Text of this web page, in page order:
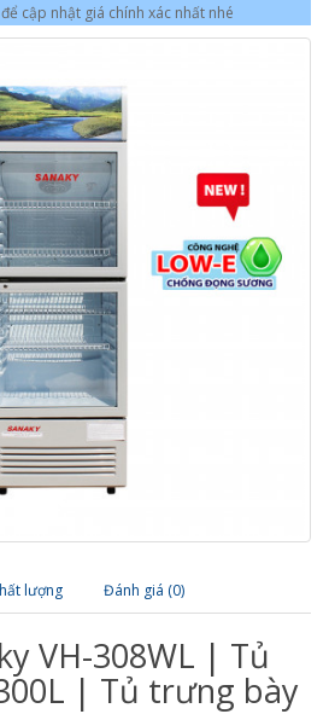
cập nhật giá chính xác nhất nhé
lượng Đánh giá (0)
VH-308WL | Tủ
| Tủ trưng bày